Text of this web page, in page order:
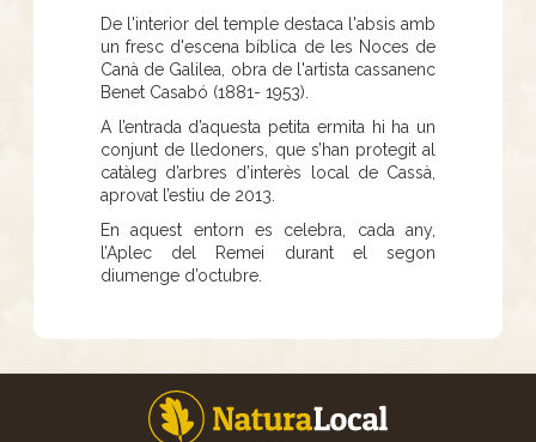
De l'interior del temple destaca l'absis amb
un fresc d'escena bíblica de les Noces de
Canà de Galilea, obra de l'artista cassanenc
Benet Casabó (1881- 1953).
A l’entrada d’aquesta petita ermita hi ha un
conjunt de lledoners, que s’han protegit al
catàleg d’arbres d’interès local de Cassà,
aprovat l’estiu de 2013.
En aquest entorn es celebra, cada any,
l’Aplec del Remei durant el segon
diumenge d’octubre.